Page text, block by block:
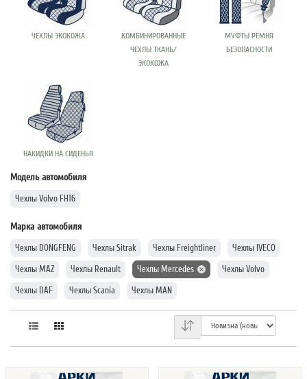
ЧЕХЛЫ ЭКОКОЖА
КОМБИНИРОВАННЫЕ
ЧЕХЛЫ ТКАНЬ/
ЭКОКОЖА
МУФТЫ РЕМНЯ
БЕЗОПАСНОСТИ
НАКИДКИ НА СИДЕНЬЯ
Модель автомобиля
Чехлы Volvo FH16
Марка автомобиля
Чехлы DONGFENG Чехлы Sitrak Чехлы Freightliner Чехлы IVECO
Чехлы MAZ Чехлы Renault Чехлы Mercedes Чехлы Volvo
Чехлы DAF Чехлы Scania Чехлы MAN